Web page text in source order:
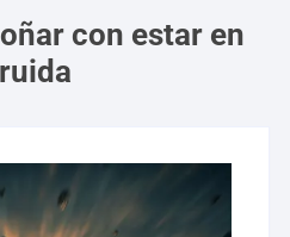
con estar en